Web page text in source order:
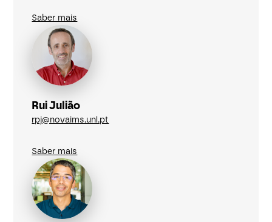
Saber mais
Rui Julião
rpj@novaims.unl.pt
Saber mais